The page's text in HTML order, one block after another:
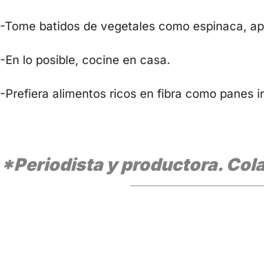
-Tome batidos de vegetales como espinaca,
-En lo posible, cocine en casa.
-Prefiera alimentos ricos en fibra como panes
*Periodista y productora.